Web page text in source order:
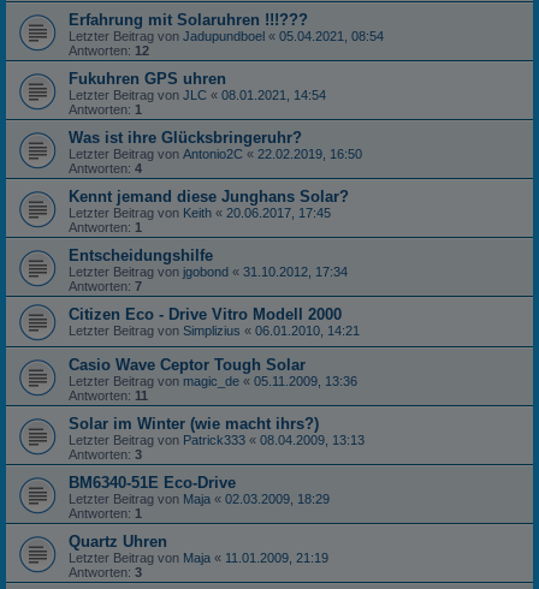
Erfahrung mit Solaruhren !!!???
Letzter Beitrag von Jadupundboel « 05.04.2021, 08:54
Antworten: 12
Fukuhren GPS uhren
Letzter Beitrag von JLC « 08.01.2021, 14:54
Antworten: 1
Was ist ihre Glücksbringeruhr?
Letzter Beitrag von Antonio2C « 22.02.2019, 16:50
Antworten: 4
Kennt jemand diese Junghans Solar?
Letzter Beitrag von Keith « 20.06.2017, 17:45
Antworten: 1
Entscheidungshilfe
Letzter Beitrag von jgobond « 31.10.2012, 17:34
Antworten: 7
Citizen Eco - Drive Vitro Modell 2000
Letzter Beitrag von Simplizius « 06.01.2010, 14:21
Casio Wave Ceptor Tough Solar
Letzter Beitrag von magic_de « 05.11.2009, 13:36
Antworten: 11
Solar im Winter (wie macht ihrs?)
Letzter Beitrag von Patrick333 « 08.04.2009, 13:13
Antworten: 3
BM6340-51E Eco-Drive
Letzter Beitrag von Maja « 02.03.2009, 18:29
Antworten: 1
Quartz Uhren
Letzter Beitrag von Maja « 11.01.2009, 21:19
Antworten: 3